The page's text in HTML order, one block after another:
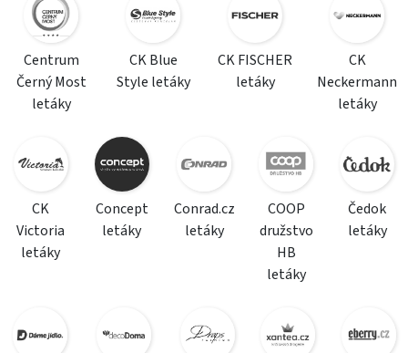
Centrum
Černý Most
letáky
CK Blue
Style letáky
CK FISCHER
letáky
CK
Neckermann
letáky
CK
Victoria
letáky
Concept
letáky
Conrad.cz
letáky
COOP
družstvo
HB
letáky
Čedok
letáky